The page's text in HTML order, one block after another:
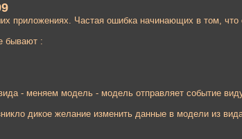
приложениях. Частая ошибка начинающих в том,
бывают :
- меняем модель - модель отправляет событие
дикое желание изменить данные в модели из